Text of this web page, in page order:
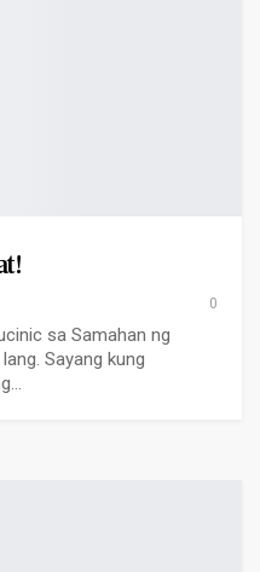
0
sa Samahan ng
Sayang kung